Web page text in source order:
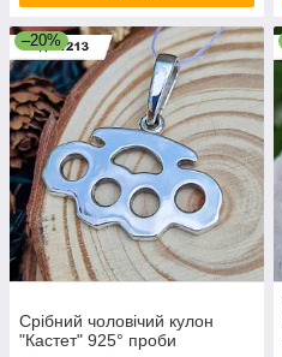
–20%
Срібний чоловічий кулон
"Кастет" 925° проби